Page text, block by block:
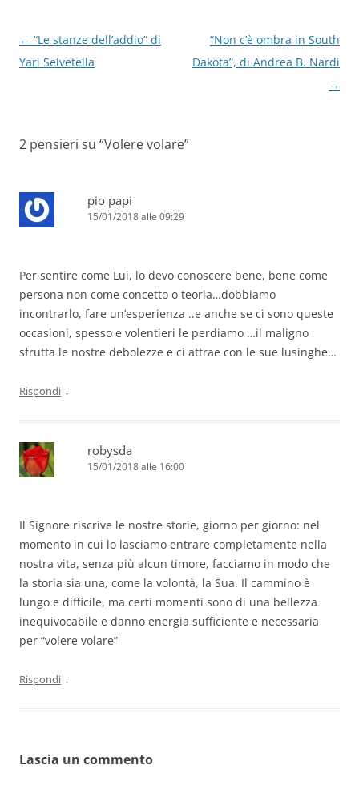
Navigazione
articolo
← “Le stanze dell’addio” di
Yari Selvetella
“Non c’è ombra in South
Dakota”, di Andrea B. Nardi
→
2 pensieri su “Volere volare”
pio papi
15/01/2018 alle 09:29
Per sentire come Lui, lo devo conoscere bene, bene come
persona non come concetto o teoria…dobbiamo
incontrarlo, fare un’esperienza ..e anche se ci sono queste
occasioni, spesso e volentieri le perdiamo …il maligno
sfrutta le nostre debolezze e ci attrae con le sue lusinghe…
Rispondi ↓
robysda
15/01/2018 alle 16:00
Il Signore riscrive le nostre storie, giorno per giorno: nel
momento in cui lo lasciamo entrare completamente nella
nostra vita, senza più alcun timore, facciamo in modo che
la storia sia una, come la volontà, la Sua. Il cammino è
lungo e difficile, ma certi momenti sono di una bellezza
inequivocabile e danno energia sufficiente e necessaria
per “volere volare”
Rispondi ↓
Lascia un commento